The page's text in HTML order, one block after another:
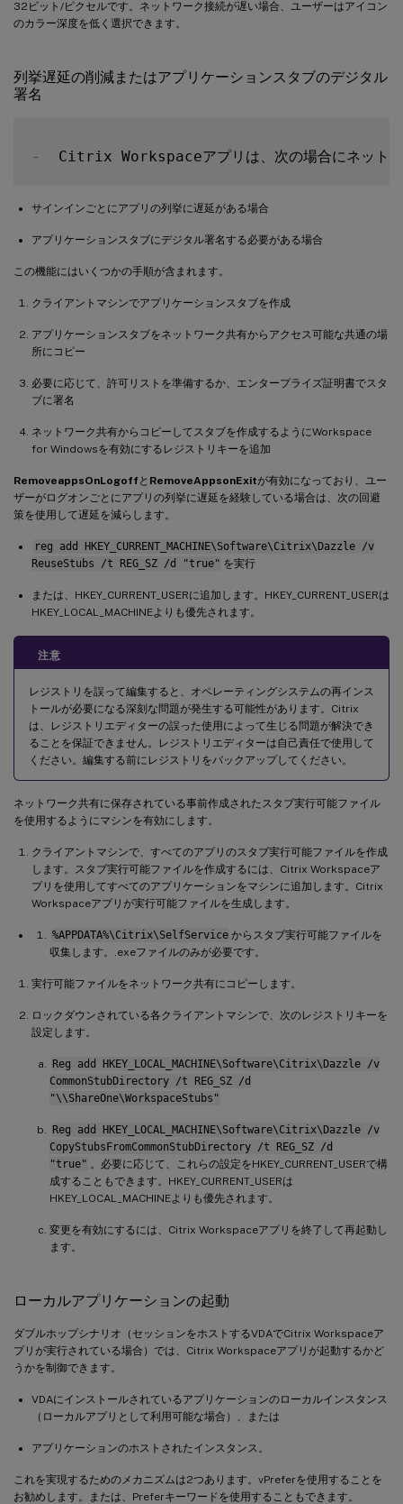
32ビット/ピクセルです。ネットワーク接続が遅い場合、ユーザーはアイコン
のカラー深度を低く選択できます。
列挙遅延の削減またはアプリケーションスタブのデジタル
署名
-
Citrix Workspaceアプリは、次の場合にネットワ
サインインごとにアプリの列挙に遅延がある場合
アプリケーションスタブにデジタル署名する必要がある場合
この機能にはいくつかの手順が含まれます。
クライアントマシンでアプリケーションスタブを作成
アプリケーションスタブをネットワーク共有からアクセス可能な共通の場
所にコピー
必要に応じて、許可リストを準備するか、エンタープライズ証明書でスタ
ブに署名
ネットワーク共有からコピーしてスタブを作成するようにWorkspace
for Windowsを有効にするレジストリキーを追加
RemoveappsOnLogoff と RemoveAppsonExitが有効になっており、ユー
ザーがログオンごとにアプリの列挙に遅延を経験している場合は、次の回避
策を使用して遅延を減らします。
reg add HKEY_CURRENT_MACHINE\Software\Citrix\Dazzle /v
ReuseStubs /t REG_SZ /d "true" を実行
または、HKEY_CURRENT_USERに追加します。HKEY_CURRENT_USERは
HKEY_LOCAL_MACHINEよりも優先されます。
注意
レジストリを誤って編集すると、オペレーティングシステムの再インス
トールが必要になる深刻な問題が発生する可能性があります。Citrix
は、レジストリエディターの誤った使用によって生じる問題が解決でき
ることを保証できません。レジストリエディターは自己責任で使用して
ください。編集する前にレジストリをバックアップしてください。
ネットワーク共有に保存されている事前作成されたスタブ実行可能ファイル
を使用するようにマシンを有効にします。
クライアントマシンで、すべてのアプリのスタブ実行可能ファイルを作成
します。スタブ実行可能ファイルを作成するには、Citrix Workspaceア
プリを使用してすべてのアプリケーションをマシンに追加します。Citrix
Workspaceアプリが実行可能ファイルを生成します。
%APPDATA%\Citrix\SelfService からスタブ実行可能ファイルを
収集します。.exeファイルのみが必要です。
実行可能ファイルをネットワーク共有にコピーします。
ロックダウンされている各クライアントマシンで、次のレジストリキーを
設定します。
Reg add HKEY_LOCAL_MACHINE\Software\Citrix\Dazzle /v
CommonStubDirectory /t REG_SZ /d
"\\ShareOne\WorkspaceStubs"
Reg add HKEY_LOCAL_MACHINE\Software\Citrix\Dazzle /v
CopyStubsFromCommonStubDirectory /t REG_SZ /d
"true" 。必要に応じて、これらの設定をHKEY_CURRENT_USERで構
成することもできます。HKEY_CURRENT_USERは
HKEY_LOCAL_MACHINEよりも優先されます。
変更を有効にするには、Citrix Workspaceアプリを終了して再起動し
ます。
ローカルアプリケーションの起動
ダブルホップシナリオ（セッションをホストするVDAでCitrix Workspaceア
プリが実行されている場合）では、Citrix Workspaceアプリが起動するかど
うかを制御できます。
VDAにインストールされているアプリケーションのローカルインスタンス
（ローカルアプリとして利用可能な場合）、または
アプリケーションのホストされたインスタンス。
これを実現するためのメカニズムは2つあります。vPreferを使用することを
お勧めします。または、Preferキーワードを使用することもできます。